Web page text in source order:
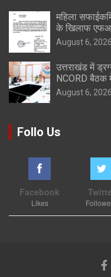
महिला
के खिलाफ
August 6, 2026
उत्तराखंड में
NCORD बैठक
August 6, 2026
Follo Us
Facebook
Likes